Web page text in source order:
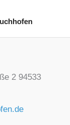
2 94533